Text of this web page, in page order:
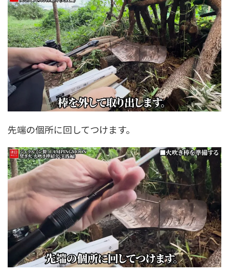
先端の個所に回してつけます。